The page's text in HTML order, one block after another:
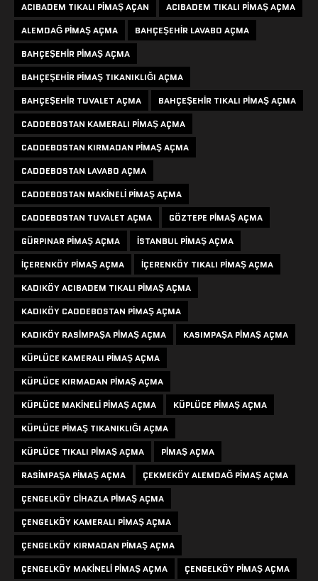
ACIBADEM TIKALI PIMAŞ AÇAN
ACIBADEM TIKALI PIMAŞ AÇMA
ALEMDAĞ PIMAŞ AÇMA
BAHÇEŞEHIR LAVABO AÇMA
BAHÇEŞEHIR PIMAŞ AÇMA
BAHÇEŞEHIR PIMAŞ TIKANIKLIĞI AÇMA
BAHÇEŞEHIR TUVALET AÇMA
BAHÇEŞEHIR TIKALI PIMAŞ AÇMA
CADDEBOSTAN KAMERALI PIMAŞ AÇMA
CADDEBOSTAN KIRMADAN PIMAŞ AÇMA
CADDEBOSTAN LAVABO AÇMA
CADDEBOSTAN MAKINELI PIMAŞ AÇMA
CADDEBOSTAN TUVALET AÇMA
GÖZTEPE PIMAŞ AÇMA
GÜRPINAR PIMAŞ AÇMA
ISTANBUL PIMAŞ AÇMA
IÇERENKÖY PIMAŞ AÇMA
IÇERENKÖY TIKALI PIMAŞ AÇMA
KADIKÖY ACIBADEM TIKALI PIMAŞ AÇMA
KADIKÖY CADDEBOSTAN PIMAŞ AÇMA
KADIKÖY RASIMPAŞA PIMAŞ AÇMA
KASIMPAŞA PIMAŞ AÇMA
KÜPLÜCE KAMERALI PIMAŞ AÇMA
KÜPLÜCE KIRMADAN PIMAŞ AÇMA
KÜPLÜCE MAKINELI PIMAŞ AÇMA
KÜPLÜCE PIMAŞ AÇMA
KÜPLÜCE PIMAŞ TIKANIKLIĞI AÇMA
KÜPLÜCE TIKALI PIMAŞ AÇMA
PIMAŞ AÇMA
RASIMPAŞA PIMAŞ AÇMA
ÇEKMEKÖY ALEMDAĞ PIMAŞ AÇMA
ÇENGELKÖY CIHAZLA PIMAŞ AÇMA
ÇENGELKÖY KAMERALI PIMAŞ AÇMA
ÇENGELKÖY KIRMADAN PIMAŞ AÇMA
ÇENGELKÖY MAKINELI PIMAŞ AÇMA
ÇENGELKÖY PIMAŞ AÇMA